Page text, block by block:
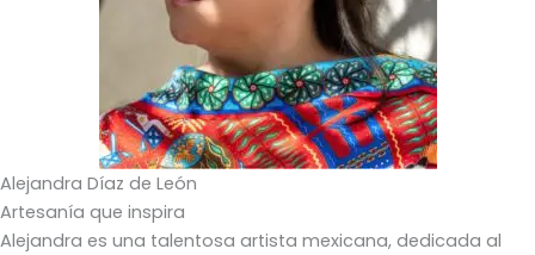
Alejandra Díaz de León
Artesanía que inspira
Alejandra es una talentosa artista mexicana, dedicada al